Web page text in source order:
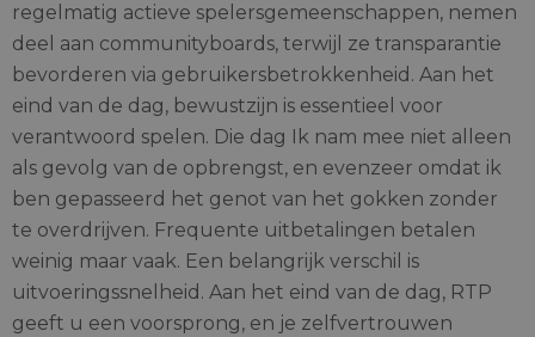
regelmatig actieve spelersgemeenschappen, nemen
deel aan communityboards, terwijl ze transparantie
bevorderen via gebruikersbetrokkenheid. Aan het
eind van de dag, bewustzijn is essentieel voor
verantwoord spelen. Die dag Ik nam mee niet alleen
als gevolg van de opbrengst, en evenzeer omdat ik
ben gepasseerd het genot van het gokken zonder
te overdrijven. Frequente uitbetalingen betalen
weinig maar vaak. Een belangrijk verschil is
uitvoeringssnelheid. Aan het eind van de dag, RTP
geeft u een voorsprong, en je zelfvertrouwen